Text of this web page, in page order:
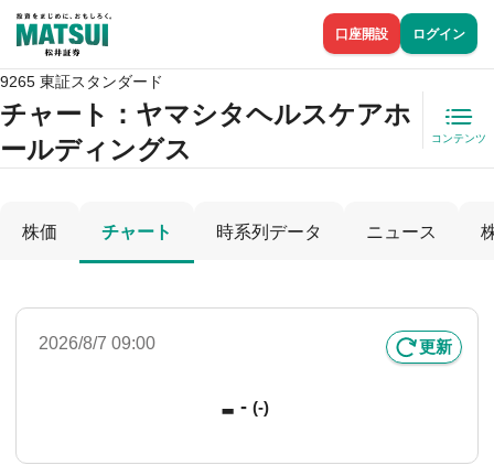
口座開設 ログイン
9265 東証スタンダード
チャート： ヤマシタヘルスケアホ
ールディングス
コンテンツ
株価 チャート 時系列データ ニュース
2026/8/7 09:00 更新
- - (-)